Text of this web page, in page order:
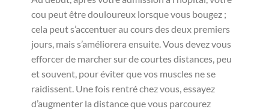
cou peut être douloureux lorsque vous bougez ;
cela peut s’accentuer au cours des deux premiers
jours, mais s’améliorera ensuite. Vous devez vous
efforcer de marcher sur de courtes distances, peu
et souvent, pour éviter que vos muscles ne se
raidissent. Une fois rentré chez vous, essayez
d’augmenter la distance que vous parcourez